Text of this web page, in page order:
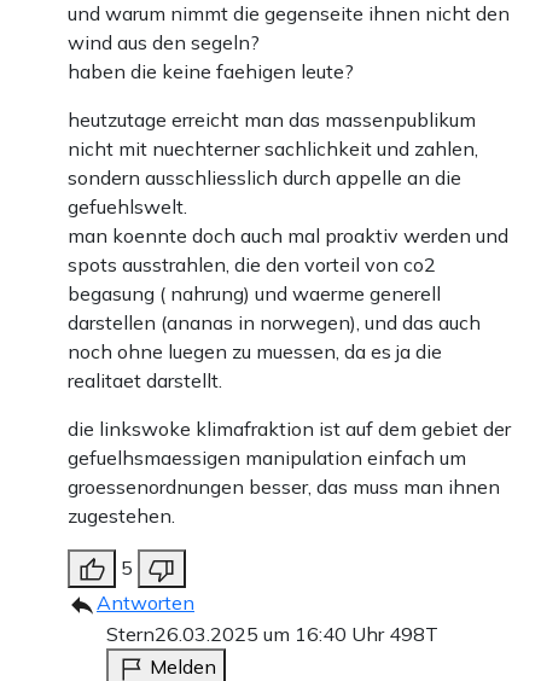
und warum nimmt die gegenseite ihnen nicht den
wind aus den segeln?
haben die keine faehigen leute?
heutzutage erreicht man das massenpublikum
nicht mit nuechterner sachlichkeit und zahlen,
sondern ausschliesslich durch appelle an die
gefuehlswelt.
man koennte doch auch mal proaktiv werden und
spots ausstrahlen, die den vorteil von co2
begasung ( nahrung) und waerme generell
darstellen (ananas in norwegen), und das auch
noch ohne luegen zu muessen, da es ja die
realitaet darstellt.
die linkswoke klimafraktion ist auf dem gebiet der
gefuelhsmaessigen manipulation einfach um
groessenordnungen besser, das muss man ihnen
zugestehen.
5
Antworten
Stern26.03.2025 um 16:40 Uhr 498T
Melden